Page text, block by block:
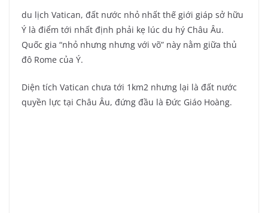
du lịch Vatican, đất nước nhỏ nhất thế giới giáp sở hữu
Ý là điểm tới nhất định phải kẹ lúc du hý Châu Âu.
Quốc gia “nhỏ nhưng nhưng với võ” này nằm giữa thủ
đô Rome của Ý.
Diện tích Vatican chưa tới 1km2 nhưng lại là đất nước
quyền lực tại Châu Âu, đứng đầu là Đức Giáo Hoàng.